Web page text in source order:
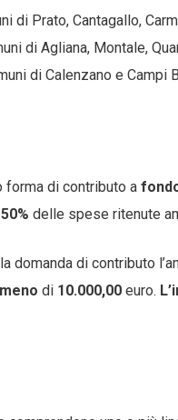
di Prato, Cantagallo,
di Agliana, Montale,
di Calenzano e Campi
di contributo a
50% delle spese ritenute
domanda di contributo
di 10.000,00 euro.